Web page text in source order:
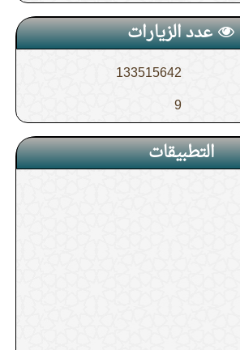
عدد الزيارات
133515642
9
التطبيقات